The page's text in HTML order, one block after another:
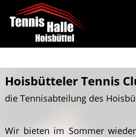
Hoisbütteler Tennis
die Tennisabteilung des
Wir bieten im Sommer